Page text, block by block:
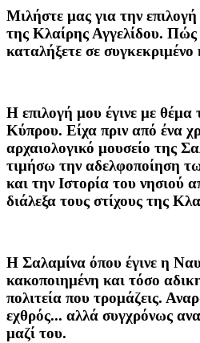
Μιλήστε μας για την
της Κλαίρης Αγγελίδου. Πώς
καταλήξετε σε συγκεκριμένο
Η επιλογή μου έγινε με θέμα
Κύπρου. Είχα πριν από ένα
αρχαιολογικό μουσείο της
τιμήσω την αδελφοποίηση
και την Ιστορία του νησιού
διάλεξα τους στίχους της
Η Σαλαμίνα όπου έγινε η
κακοποιημένη και τόσο
πολιτεία που τρομάζεις.
εχθρός... αλλά συγχρόνως
μαζί του.